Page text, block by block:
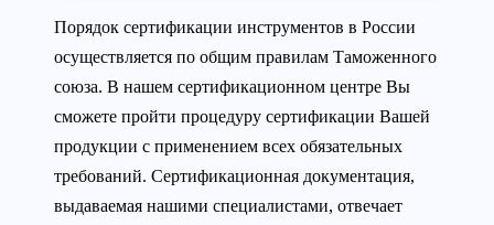
Порядок сертификации инструментов в России
осуществляется по общим правилам Таможенного
союза. В нашем сертификационном центре Вы
сможете пройти процедуру сертификации Вашей
продукции с применением всех обязательных
требований. Сертификационная документация,
выдаваемая нашими специалистами, отвечает